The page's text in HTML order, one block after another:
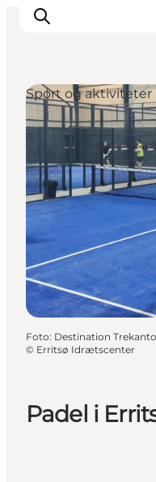
Det sker
Oplevelser
Spisesteder
Overnatning
Planlæg din
Book guidet
Padel i
Sport og aktiviteter
Foto: Destination
© Erritsø Idrætscenter